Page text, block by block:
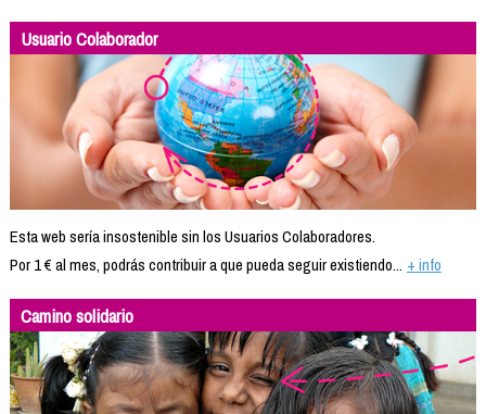
Usuario Colaborador
Esta web sería insostenible sin los Usuarios Colaboradores.
Por 1 € al mes, podrás contribuir a que pueda seguir existiendo... + info
Camino solidario